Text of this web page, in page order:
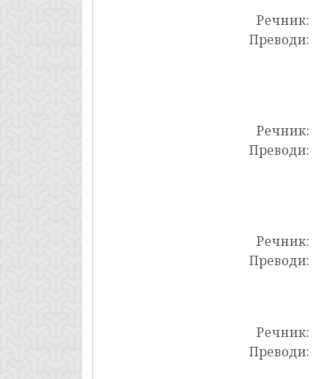
Речник:
Преводи:
Речник:
Преводи:
Речник:
Преводи:
Речник:
Преводи: